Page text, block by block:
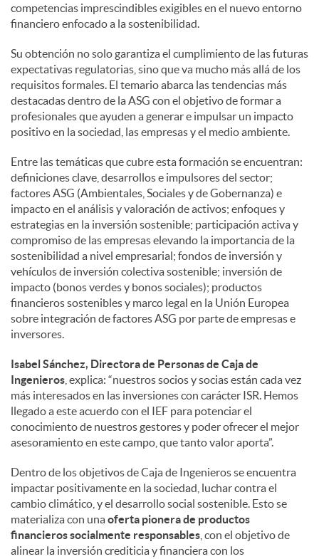
competencias imprescindibles exigibles en el nuevo entorno
financiero enfocado a la sostenibilidad.
Su obtención no solo garantiza el cumplimiento de las futuras
expectativas regulatorias, sino que va mucho más allá de los
requisitos formales. El temario abarca las tendencias más
destacadas dentro de la ASG con el objetivo de formar a
profesionales que ayuden a generar e impulsar un impacto
positivo en la sociedad, las empresas y el medio ambiente.
Entre las temáticas que cubre esta formación se encuentran:
definiciones clave, desarrollos e impulsores del sector;
factores ASG (Ambientales, Sociales y de Gobernanza) e
impacto en el análisis y valoración de activos; enfoques y
estrategias en la inversión sostenible; participación activa y
compromiso de las empresas elevando la importancia de la
sostenibilidad a nivel empresarial; fondos de inversión y
vehículos de inversión colectiva sostenible; inversión de
impacto (bonos verdes y bonos sociales); productos
financieros sostenibles y marco legal en la Unión Europea
sobre integración de factores ASG por parte de empresas e
inversores.
Isabel Sánchez, Directora de Personas de Caja de
Ingenieros , explica: “nuestros socios y socias están cada vez
más interesados en las inversiones con carácter ISR. Hemos
llegado a este acuerdo con el IEF para potenciar el
conocimiento de nuestros gestores y poder ofrecer el mejor
asesoramiento en este campo, que tanto valor aporta”.
Dentro de los objetivos de Caja de Ingenieros se encuentra
impactar positivamente en la sociedad, luchar contra el
cambio climático, y el desarrollo social sostenible. Esto se
materializa con unaoferta pionera de productos
financieros socialmente responsables , con el objetivo de
alinear la inversión crediticia y financiera con los